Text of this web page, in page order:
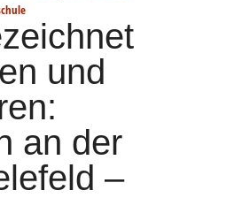
und
an der
–